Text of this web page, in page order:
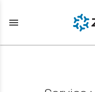
menu